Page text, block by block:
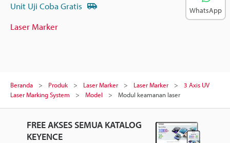
Unit Uji Coba Gratis
Laser Marker
Beranda Produk Laser Marker Laser Marker
3 Axis UV
Laser Marking System
Model Modul keamanan laser
FREE AKSES SEMUA KATALOG
KEYENCE
WhatsApp